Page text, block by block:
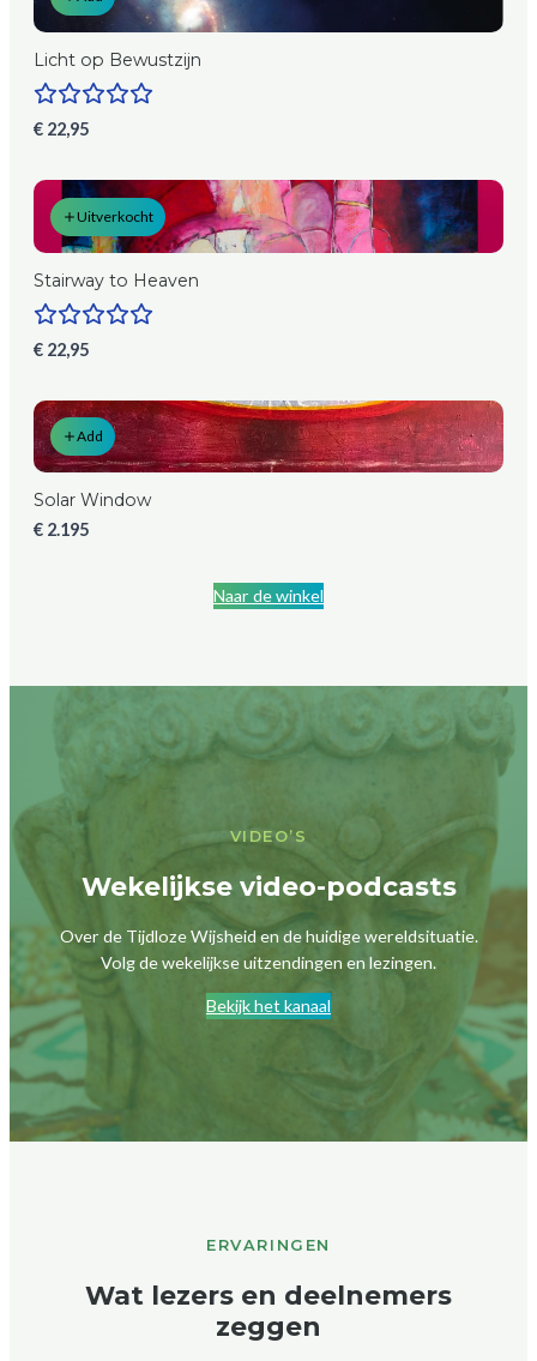
Licht op Bewustzijn
€ 22,95
Uitverkocht
Stairway to Heaven
€ 22,95
Add
Solar Window
€ 2.195
Naar de winkel
VIDEO’S
Wekelijkse video-podcasts
Over de Tijdloze Wijsheid en de huidige wereldsituatie.
Volg de wekelijkse uitzendingen en lezingen.
Bekijk het kanaal
ERVARINGEN
Wat lezers en deelnemers
zeggen